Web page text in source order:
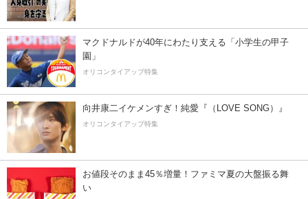
マクドナルドが40年にわたり支える「小学生の甲子
園」
オリコンタイアップ特集
向井康二イケメンすぎ！純愛『（LOVE SONG）』
オリコンタイアップ特集
お値段そのまま45％増量！ファミマ夏の大盤振る舞
い